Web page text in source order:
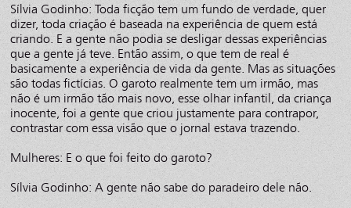
Sílvia Godinho: Toda ficção tem um fundo de verdade, quer
dizer, toda criação é baseada na experiência de quem está
criando. E a gente não podia se desligar dessas experiências
que a gente já teve. Então assim, o que tem de real é
basicamente a experiência de vida da gente. Mas as situações
são todas fictícias. O garoto realmente tem um irmão, mas
não é um irmão tão mais novo, esse olhar infantil, da criança
inocente, foi a gente que criou justamente para contrapor,
contrastar com essa visão que o jornal estava trazendo.
Mulheres: E o que foi feito do garoto?
Sílvia Godinho: A gente não sabe do paradeiro dele não.